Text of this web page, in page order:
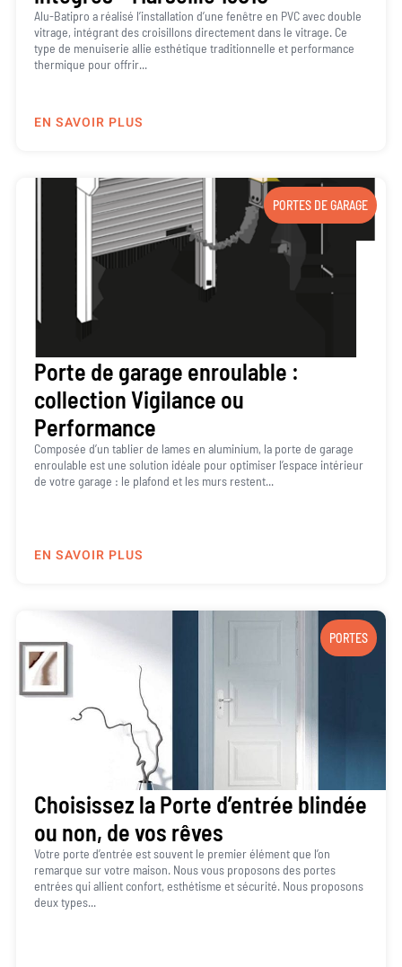
Alu-Batipro a réalisé l’installation d’une fenêtre en PVC avec double
vitrage, intégrant des croisillons directement dans le vitrage. Ce
type de menuiserie allie esthétique traditionnelle et performance
thermique pour offrir...
EN SAVOIR PLUS
PORTES DE GARAGE
Porte de garage enroulable :
collection Vigilance ou
Performance
Composée d’un tablier de lames en aluminium, la porte de garage
enroulable est une solution idéale pour optimiser l’espace intérieur
de votre garage : le plafond et les murs restent...
EN SAVOIR PLUS
PORTES
Choisissez la Porte d’entrée blindée
ou non, de vos rêves
Votre porte d’entrée est souvent le premier élément que l’on
remarque sur votre maison. Nous vous proposons des portes
entrées qui allient confort, esthétisme et sécurité. Nous proposons
deux types...